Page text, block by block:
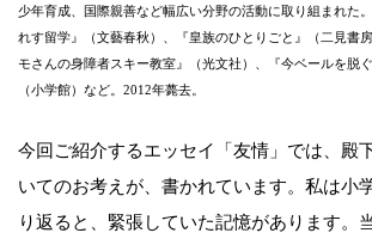
少年育成、国際親善など幅広い分野の活動に取り組まれた
れす留学』（文藝春秋）、『皇族のひとりごと』（二見書
モさんの身障者スキー教室』（光文社）、『今ベールを脱
（小学館）など。2012年薨去。
今回ご紹介するエッセイ「友情」では、殿
いてのお考えが、書かれています。私は小
り返ると、緊張していた記憶があります。